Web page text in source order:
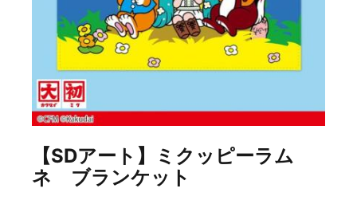
【SDアート】ミクッピーラム
ネ ブランケット